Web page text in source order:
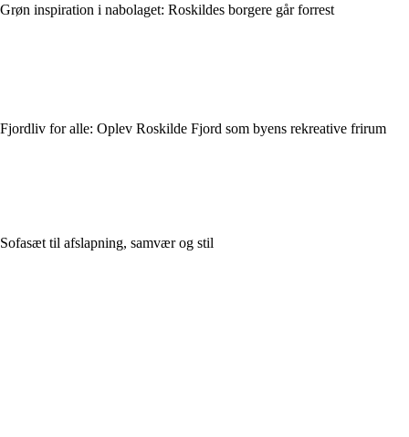
Grøn inspiration i nabolaget: Roskildes borgere går forrest
Fjordliv for alle: Oplev Roskilde Fjord som byens rekreative frirum
Sofasæt til afslapning, samvær og stil